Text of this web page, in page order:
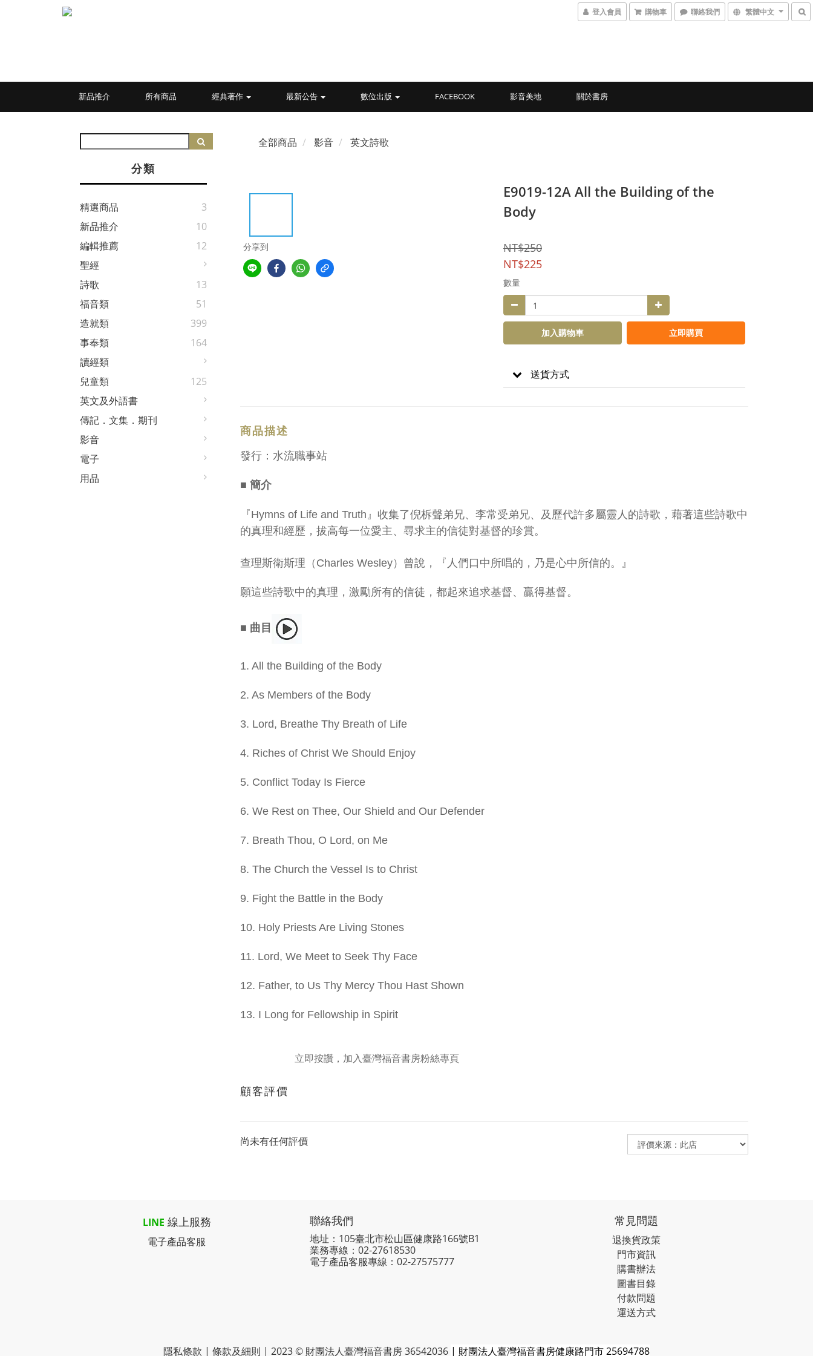
登入會員 購物車 聯絡我們 繁體中文
新品推介 所有商品 經典著作 最新公告 數位出版 FACEBOOK 影音美地 關於書房
分類
精選商品
3
新品推介
10
編輯推薦
12
聖經
詩歌
13
福音類
51
造就類
399
事奉類
164
讀經類
兒童類
125
英文及外語書
傳記．文集．期刊
影音
電子
用品
全部商品 影音 英文詩歌
分享到
E9019-12A All the Building of the
Body
NT$250
NT$225
數量
加入購物車 立即購買
送貨方式
商品描述
發行：水流職事站
■ 簡介
『Hymns of Life and Truth』收集了倪柝聲弟兄、李常受弟兄、 及歷代許多屬靈人的詩歌，藉著這些詩歌中
的真理和經歷，拔高每一位愛主、尋求主的信徒對基督的珍賞。
查理斯衛斯理（Charles Wesley）曾說，『人們口中所唱的，乃是心中所信的。』
願這些詩歌中的真理，激勵所有的信徒，都起來追求基督、贏得基督。
■ 曲目
1. All the Building of the Body
2. As Members of the Body
3. Lord, Breathe Thy Breath of Life
4. Riches of Christ We Should Enjoy
5. Conflict Today Is Fierce
6. We Rest on Thee, Our Shield and Our Defender
7. Breath Thou, O Lord, on Me
8. The Church the Vessel Is to Christ
9. Fight the Battle in the Body
10. Holy Priests Are Living Stones
11. Lord, We Meet to Seek Thy Face
12. Father, to Us Thy Mercy Thou Hast Shown
13. I Long for Fellowship in Spirit
立即按讚，加入臺灣福音書房粉絲專頁
顧客評價
尚未有任何評價
LINE 線上服務
電子產品客服
聯絡我們
地址：105臺北市松山區健康路166號B1
業務專線： 02-27618530
電子產品客服專線：02-27575777
常見問題
退換貨政策
門市資訊
購書辦法
圖書目錄
付款問題
運送方式
隱私條款 | 條款及細則 | 2023 © 財團法人臺灣福音書房 36542036 | 財團法人臺灣福音書房健康路門市 25694788